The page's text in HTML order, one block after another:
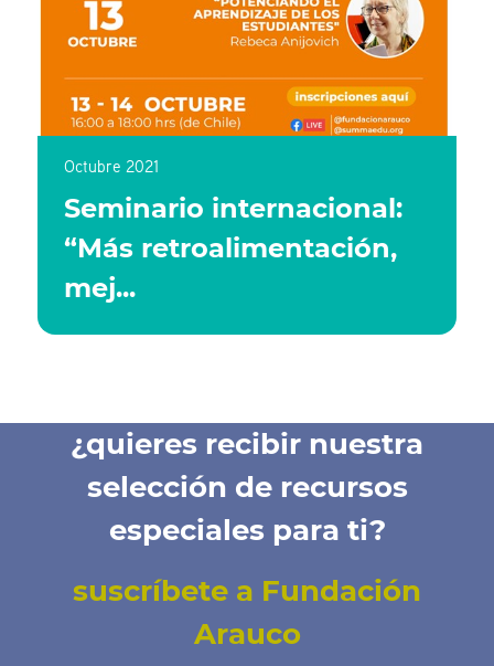
Octubre 2021
Seminario internacional:
“Más retroalimentación,
mej...
¿quieres recibir nuestra
selección de recursos
especiales para ti?
suscríbete a Fundación
Arauco